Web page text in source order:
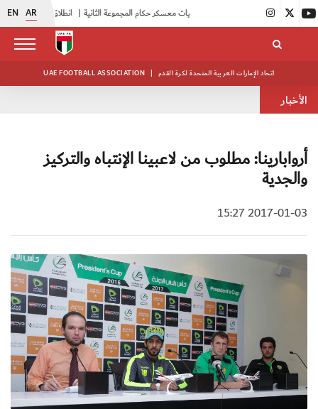
EN AR انطلاق منافسات بطولة النخبة لحرس الرئاسة |
UAE FOOTBALL ASSOCIATION | اتحاد الإمارات العربية المتحدة لكرة القدم
الأخبار
أروابارينا: مطلوب من لاعبينا الإنتباه والتركيز
والجدية
2017-01-03 15:27